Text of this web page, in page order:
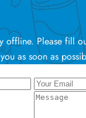
offline. Please fill
as soon as